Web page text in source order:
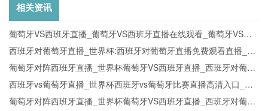
相关资讯
葡萄牙VS西班牙直播_葡萄牙VS西班牙直播在线观看_葡萄牙VS西
班牙实时全场直播入口
西班牙对葡萄牙直播_世界杯:西班牙对葡萄牙直播免费观看直播_世
界杯西班牙对葡萄牙直播在线观看高清无插件
葡萄牙对阵西班牙直播_世界杯葡萄牙VS西班牙直播_西班牙对葡萄
牙比赛直播在线无插件观看
西班牙vs葡萄牙直播_世界杯西班牙vs葡萄牙比赛直播高清入口_西
班牙vs葡萄牙预测分析直播
葡萄牙对阵西班牙直播_世界杯葡萄牙VS西班牙直播_西班牙对葡萄